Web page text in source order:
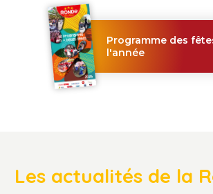
Programme des
l'année
Les actualités de la